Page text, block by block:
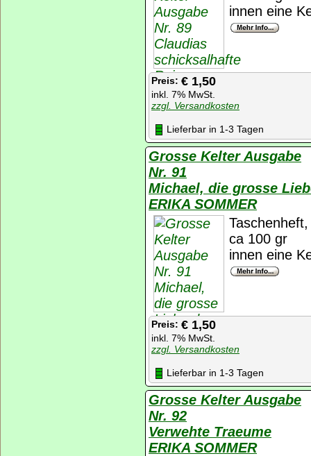
innen eine
Preis: € 1,50
inkl. 7% MwSt.
zzgl. Versandkosten
Lieferbar in 1-3 Tagen
Grosse Kelter Ausgabe
Nr. 91
Michael, die grosse
ERIKA SOMMER
ca 100 gr
innen eine
Preis: € 1,50
inkl. 7% MwSt.
zzgl. Versandkosten
Lieferbar in 1-3 Tagen
Grosse Kelter Ausgabe
Nr. 92
Verwehte Traeume
ERIKA SOMMER